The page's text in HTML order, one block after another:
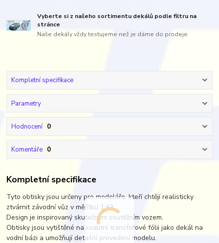
Vyberte si z našeho sortimentu dekálů podle filtru na
stránce
Naše dekály vždy testujeme než je dáme do prodeje
Kompletní specifikace
Parametry
Hodnocení 0
Komentáře 0
Kompletní specifikace
Tyto obtisky jsou určeny pro modeláře, kteří chtějí realisticky
ztvárnit závodní vůz v měřítku 1:43.
Design je inspirovaný skutečným soutěžním vozem.
Obtisky jsou vytištěné na kvalitní transferové fólii jako dekál na
vodní bázi a umožňují detailní provedení modelu.